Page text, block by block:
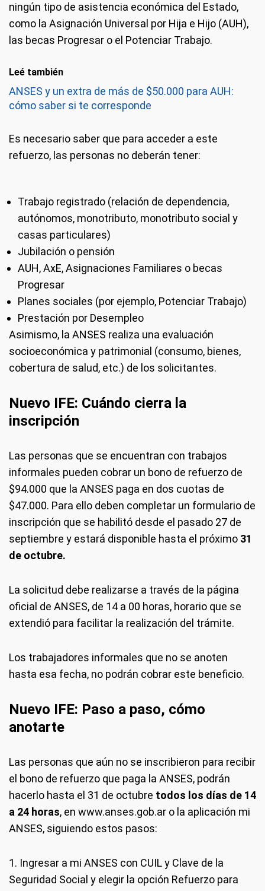
ningún tipo de asistencia económica del Estado,
como la Asignación Universal por Hija e Hijo (AUH),
las becas Progresar o el Potenciar Trabajo.
Leé también
ANSES y un extra de más de $50.000 para AUH:
cómo saber si te corresponde
Es necesario saber que para acceder a este
refuerzo, las personas no deberán tener:
Trabajo registrado (relación de dependencia,
autónomos, monotributo, monotributo social y
casas particulares)
Jubilación o pensión
AUH, AxE, Asignaciones Familiares o becas
Progresar
Planes sociales (por ejemplo, Potenciar Trabajo)
Prestación por Desempleo
Asimismo, la ANSES realiza una evaluación
socioeconómica y patrimonial (consumo, bienes,
cobertura de salud, etc.) de los solicitantes.
Nuevo IFE: Cuándo cierra la
inscripción
Las personas que se encuentran con trabajos
informales pueden cobrar un bono de refuerzo de
$94.000 que la ANSES paga en dos cuotas de
$47.000. Para ello deben completar un formulario de
inscripción que se habilitó desde el pasado 27 de
septiembre y estará disponible hasta el próximo 31
de octubre.
La solicitud debe realizarse a través de la página
oficial de ANSES, de 14 a 00 horas, horario que se
extendió para facilitar la realización del trámite.
Los trabajadores informales que no se anoten
hasta esa fecha, no podrán cobrar este beneficio.
Nuevo IFE: Paso a paso, cómo
anotarte
Las personas que aún no se inscribieron para recibir
el bono de refuerzo que paga la ANSES, podrán
hacerlo hasta el 31 de octubre todos los días de 14
a 24 horas, en www.anses.gob.ar o la aplicación mi
ANSES, siguiendo estos pasos:
1. Ingresar a mi ANSES con CUIL y Clave de la
Seguridad Social y elegir la opción Refuerzo para